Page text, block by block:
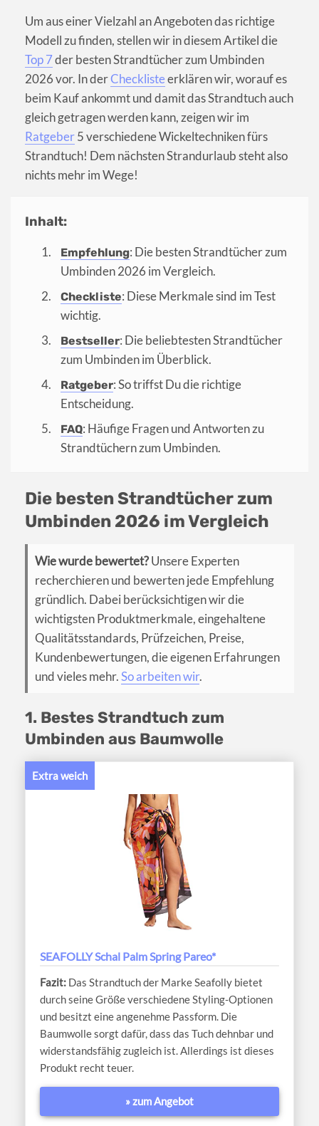
Um aus einer Vielzahl an Angeboten das richtige
Modell zu finden, stellen wir in diesem Artikel die
Top 7der besten Strandtücher zum Umbinden
2026 vor. In derChecklisteerklären wir, worauf es
beim Kauf ankommt und damit das Strandtuch auch
gleich getragen werden kann, zeigen wir im
Ratgeber5 verschiedene Wickeltechniken fürs
Strandtuch! Dem nächsten Strandurlaub steht also
nichts mehr im Wege!
Inhalt:
Empfehlung: Die besten Strandtücher zum
Umbinden 2026 im Vergleich.
Checkliste: Diese Merkmale sind im Test
wichtig.
Bestseller: Die beliebtesten Strandtücher
zum Umbinden im Überblick.
Ratgeber: So triffst Du die richtige
Entscheidung.
FAQ: Häufige Fragen und Antworten zu
Strandtüchern zum Umbinden.
Die besten Strandtücher zum
Umbinden 2026 im Vergleich
Wie wurde bewertet?Unsere Experten
recherchieren und bewerten jede Empfehlung
gründlich. Dabei berücksichtigen wir die
wichtigsten Produktmerkmale, eingehaltene
Qualitätsstandards, Prüfzeichen, Preise,
Kundenbewertungen, die eigenen Erfahrungen
und vieles mehr.So arbeiten wir.
1. Bestes Strandtuch zum
Umbinden aus Baumwolle
Extra weich
SEAFOLLY Schal Palm Spring Pareo*
Das Strandtuch der Marke Seafolly bietet
durch seine Größe verschiedene Styling-Optionen
und besitzt eine angenehme Passform. Die
Baumwolle sorgt dafür, dass das Tuch dehnbar und
widerstandsfähig zugleich ist. Allerdings ist dieses
Produkt recht teuer.
» zum Angebot